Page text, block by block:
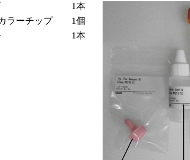
1本
ラーチップ
1個
1本